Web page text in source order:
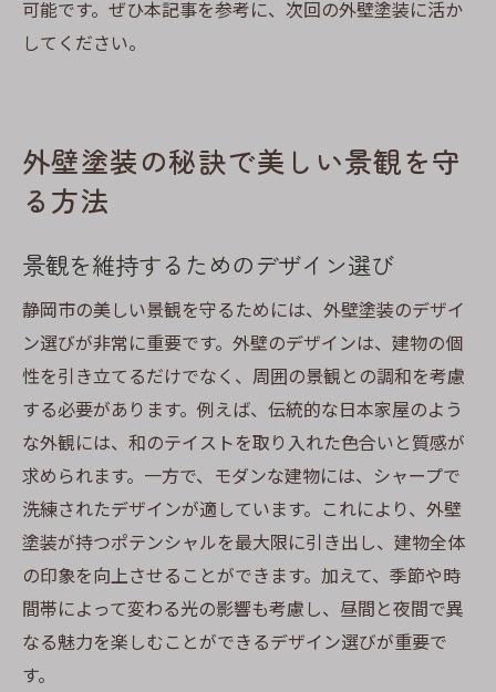
可能です。ぜひ本記事を参考に、次回の外壁塗装に活か
してください。
外壁塗装の秘訣で美しい景観を守
る方法
景観を維持するためのデザイン選び
静岡市の美しい景観を守るためには、外壁塗装のデザイ
ン選びが非常に重要です。外壁のデザインは、建物の個
性を引き立てるだけでなく、周囲の景観との調和を考慮
する必要があります。例えば、伝統的な日本家屋のよう
な外観には、和のテイストを取り入れた色合いと質感が
求められます。一方で、モダンな建物には、シャープで
洗練されたデザインが適しています。これにより、外壁
塗装が持つポテンシャルを最大限に引き出し、建物全体
の印象を向上させることができます。加えて、季節や時
間帯によって変わる光の影響も考慮し、昼間と夜間で異
なる魅力を楽しむことができるデザイン選びが重要で
す。